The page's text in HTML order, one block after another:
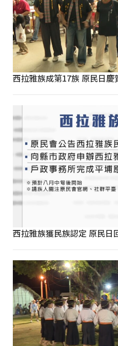
西拉雅族成第17族 原民日慶
西拉雅族獲民族認定 原民日